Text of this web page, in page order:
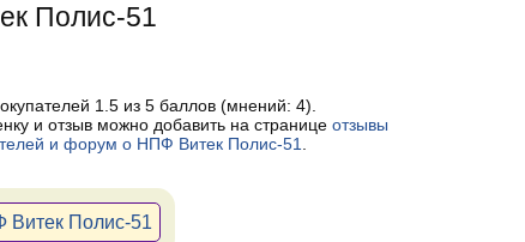
Полис-51
1.5из 5 баллов (мнений: 4).
и отзыв можно добавить на странице отзывы
и форум о НПФ Витек Полис-51
Витек Полис-51